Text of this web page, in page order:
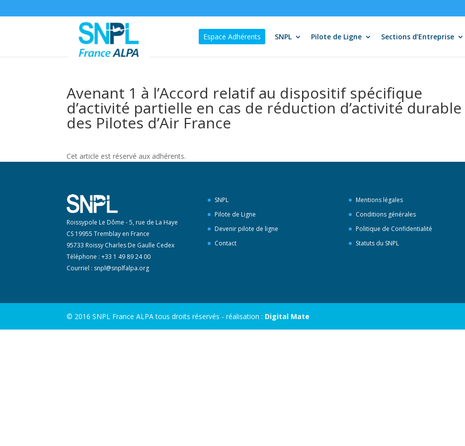
Espace Adhérents SNPL Pilote de Ligne Sections d’Entreprise
Avenant 1 à l’Accord relatif au dispositif spécifique
d’activité partielle en cas de réduction d’activité durable
des Pilotes d’Air France
Cet article est réservé aux adhérents.
Roissypole Le Dôme - 5, rue de La Haye
CS 19955 Tremblay en France
95733 Roissy Charles De Gaulle Cedex
Téléphone : +33 1 49 89 24 00
Courriel : snpl@snplfalpa.org
SNPL
Pilote de Ligne
Devenir pilote de ligne
Contact
Mentions légales
Conditions générales
Politique de Confidentialité
Statuts du SNPL
© 2016 SNPL France ALPA tous droits réservés - réalisation : Digital Mate